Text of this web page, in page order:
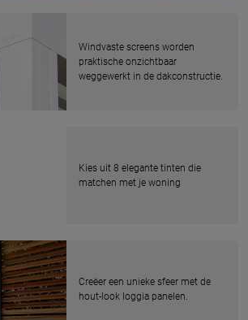
Windvaste screens worden
praktische onzichtbaar
weggewerkt in de dakconstructie.
Kies uit 8 elegante tinten die
matchen met je woning
Creëer een unieke sfeer met de
hout-look loggia panelen.